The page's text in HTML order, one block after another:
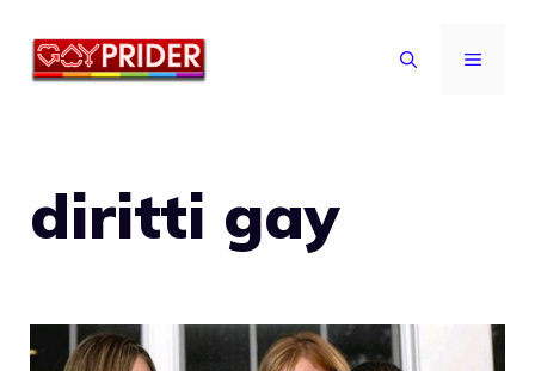
MENU
diritti gay